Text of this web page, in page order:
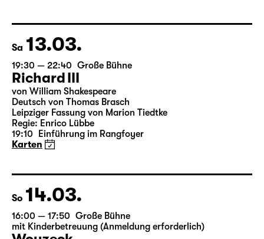
Sa 13.03.
19:30 — 22:40 Große Bühne
Richard III
von William Shakespeare
Deutsch von Thomas Brasch
Leipziger Fassung von Marion Tiedtke
Regie: Enrico Lübbe
19:10
Einführung im Rangfoyer
Karten
So 14.03.
16:00 — 17:50 Große Bühne
mit Kinderbetreuung (Anmeldung erforderlich)